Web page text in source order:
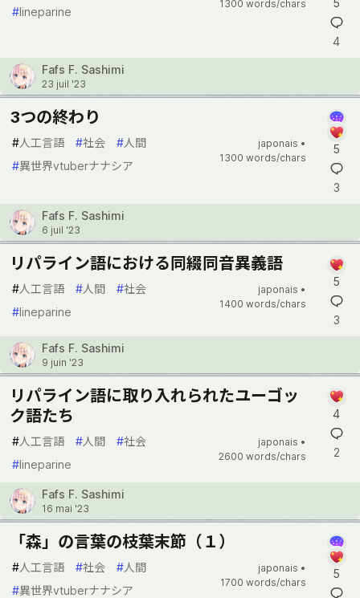
#lineparine
1300 words/chars
4
Fafs F. Sashimi
23 juil '23
3つの終わり
#人工言語 #社会 #人間
#異世界vtuberナナシア
japonais •
1300 words/chars
5
3
Fafs F. Sashimi
6 juil '23
リパライン語における同綴同音異義語
#人工言語 #人間 #社会
#lineparine
japonais •
1400 words/chars
5
3
Fafs F. Sashimi
9 juin '23
リパライン語に取り入れられたユーゴッ
ク語たち
#人工言語 #人間 #社会
#lineparine
japonais •
2600 words/chars
4
2
Fafs F. Sashimi
16 mai '23
「森」の言葉の枝葉末節（１）
#人工言語 #社会 #人間
#異世界vtuberナナシア
japonais •
1700 words/chars
5